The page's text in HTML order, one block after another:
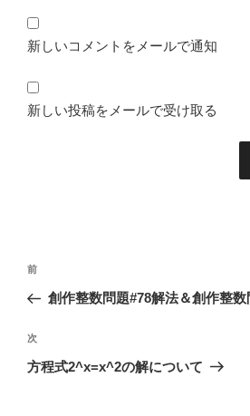
新しいコメントをメールで通知
新しい投稿をメールで受け取る
投
ナ
ビ
ゲ
前
の
稿
前
創作整数問題#78解法＆創作整数
次
の
次
方程式2^x=x^2の解について